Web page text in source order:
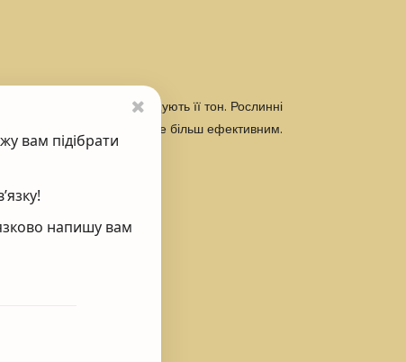
шкіру, покращують її тон. Рослинні
засобів стає ще більш ефективним.
вам підібрати
напишу вам